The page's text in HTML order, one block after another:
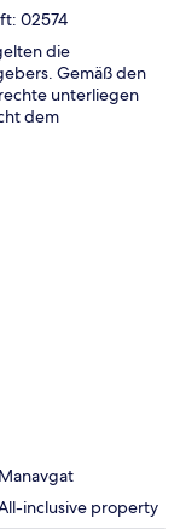
02574
die
Gemäß den
unterliegen
dem
inclusive property